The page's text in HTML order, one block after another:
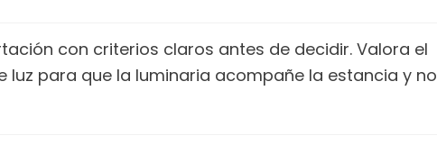
con criterios claros antes de decidir. Valora el
para que la luminaria acompañe la estancia y no